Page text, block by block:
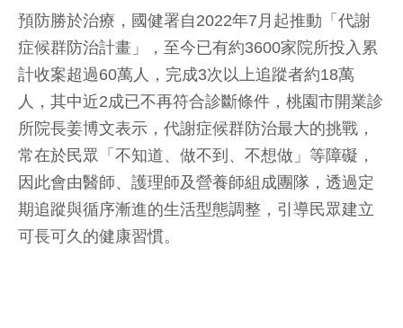
預防勝於治療，國健署自2022年7月起推動「代謝
症候群防治計畫」，至今已有約3600家院所投入累
計收案超過60萬人，完成3次以上追蹤者約18萬
人，其中近2成已不再符合診斷條件，桃園市開業診
所院長姜博文表示，代謝症候群防治最大的挑戰，
常在於民眾「不知道、做不到、不想做」等障礙，
因此會由醫師、護理師及營養師組成團隊，透過定
期追蹤與循序漸進的生活型態調整，引導民眾建立
可長可久的健康習慣。